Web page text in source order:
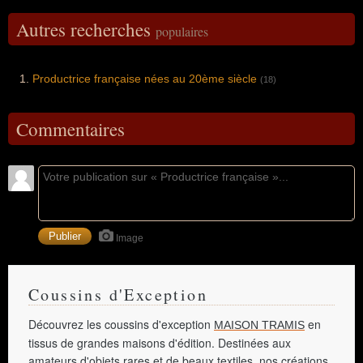
Autres recherches populaires
Productrice française nées au 20ème siècle (18)
Commentaires
Image
Coussins d'Exception
Découvrez les coussins d'exception MAISON TRAMIS en
tissus de grandes maisons d'édition. Destinées aux